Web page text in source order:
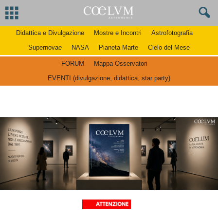
Didattica e Divulgazione Mostre e Incontri
Astrofotografia
Supernovae
NASA Pianeta Marte Cielo del Mese
FORUM
Mappa Osservatori
EVENTI (divulgazione, didattica, star party)